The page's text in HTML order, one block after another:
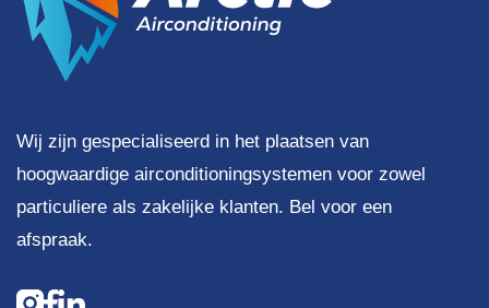
Wij zijn gespecialiseerd in het plaatsen van
hoogwaardige airconditioningsystemen voor zowel
particuliere als zakelijke klanten. Bel voor een
afspraak.